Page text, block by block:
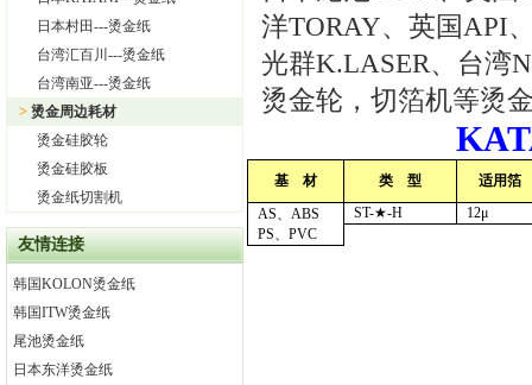
日本村田---烫金纸
台湾汇百川---烫金纸
台湾南亚---烫金纸
> 烫金周边耗材
烫金硅胶轮
烫金硅胶板
烫金纸切割机
友情连接
韩国KOLON烫金纸
韩国ITW烫金纸
尾池烫金纸
日本东洋烫金纸
洋TORAY、英国API
光群K.LASER、台湾
烫金轮，切箔机等烫
基 材 类 型
适用箔
AS、ABS
PS、PVC
ST-★-H 12μ